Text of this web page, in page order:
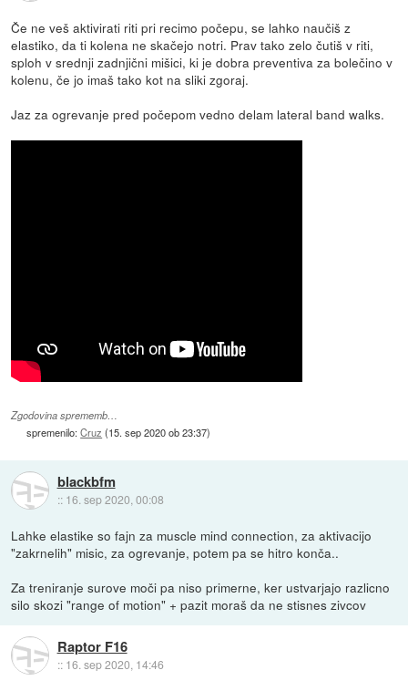
Če ne veš aktivirati riti pri recimo počepu, se lahko naučiš z
elastiko, da ti kolena ne skačejo notri. Prav tako zelo čutiš v riti,
sploh v srednji zadnjični mišici, ki je dobra preventiva za bolečino v
kolenu, če jo imaš tako kot na sliki zgoraj.
Jaz za ogrevanje pred počepom vedno delam lateral band walks.
Zgodovina sprememb…
spremenilo:Cruz (15. sep 2020 ob 23:37)
blackbfm
:: 16. sep 2020, 00:08
Lahke elastike so fajn za muscle mind connection, za aktivacijo
"zakrnelih" misic, za ogrevanje, potem pa se hitro konča..
Za treniranje surove moči pa niso primerne, ker ustvarjajo razlicno
silo skozi "range of motion" + pazit moraš da ne stisnes zivcov
Raptor F16
:: 16. sep 2020, 14:46